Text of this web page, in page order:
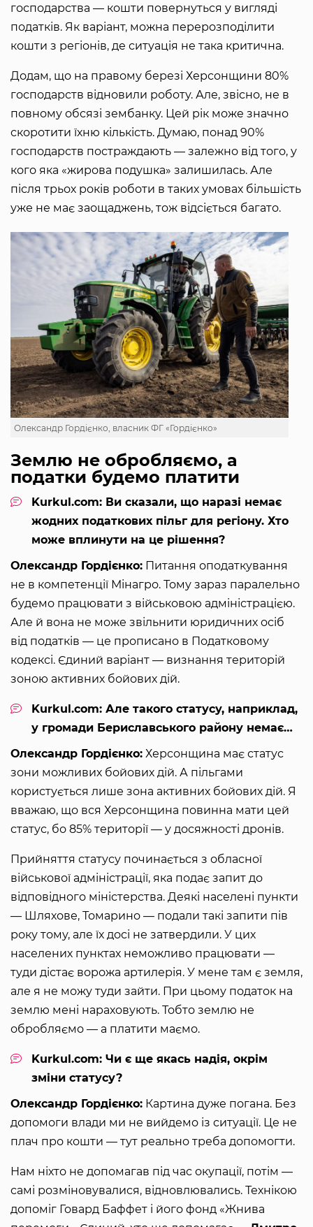
господарства — кошти повернуться у вигляді
податків. Як варіант, можна перерозподілити
кошти з регіонів, де ситуація не така критична.
Додам, що на правому березі Херсонщини 80%
господарств відновили роботу. Але, звісно, не в
повному обсязі зембанку. Цей рік може значно
скоротити їхню кількість. Думаю, понад 90%
господарств постраждають — залежно від того, у
кого яка «жирова подушка» залишилась. Але
після трьох років роботи в таких умовах більшість
уже не має заощаджень, тож відсіється багато.
Олександр Гордієнко, власник ФГ «Гордієнко»
Землю не обробляємо, а
податки будемо платити
Kurkul.com: Ви сказали, що наразі немає
жодних податкових пільг для регіону. Хто
може вплинути на це рішення?
Олександр Гордієнко: Питання оподаткування
не в компетенції Мінагро. Тому зараз паралельно
будемо працювати з військовою адміністрацією.
Але й вона не може звільнити юридичних осіб
від податків — це прописано в Податковому
кодексі. Єдиний варіант — визнання територій
зоною активних бойових дій.
Kurkul.com: Але такого статусу, наприклад,
у громади Бериславського району немає…
Олександр Гордієнко: Херсонщина має статус
зони можливих бойових дій. А пільгами
користується лише зона активних бойових дій. Я
вважаю, що вся Херсонщина повинна мати цей
статус, бо 85% території — у досяжності дронів.
Прийняття статусу починається з обласної
військової адміністрації, яка подає запит до
відповідного міністерства. Деякі населені пункти
— Шляхове, Томарино — подали такі запити пів
року тому, але їх досі не затвердили. У цих
населених пунктах неможливо працювати —
туди дістає ворожа артилерія. У мене там є земля,
але я не можу туди зайти. При цьому податок на
землю мені нараховують. Тобто землю не
обробляємо — а платити маємо.
Kurkul.com: Чи є ще якась надія, окрім
зміни статусу?
Олександр Гордієнко: Картина дуже погана. Без
допомоги влади ми не вийдемо із ситуації. Це не
плач про кошти — тут реально треба допомогти.
Нам ніхто не допомагав під час окупації, потім —
самі розміновувалися, відновлювались. Технікою
допоміг Говард Баффет і його фонд «Жнива